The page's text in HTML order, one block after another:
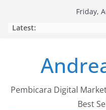
Friday,
Latest:
Pembicara Digital
Best